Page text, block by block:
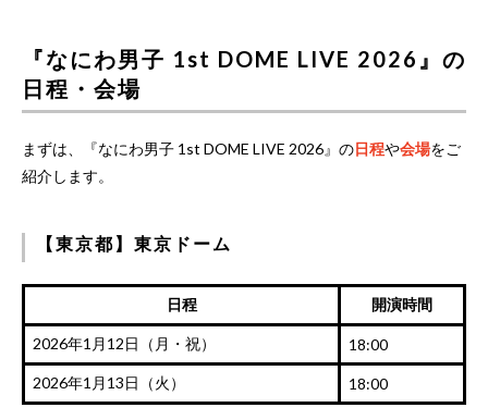
『なにわ男子 1st DOME LIVE 2026』の
日程・会場
まずは、『なにわ男子 1st DOME LIVE 2026』の日程や会場をご
紹介します。
【東京都】東京ドーム
日程 開演時間
2026年1月12日（月・祝） 18:00
2026年1月13日（火） 18:00